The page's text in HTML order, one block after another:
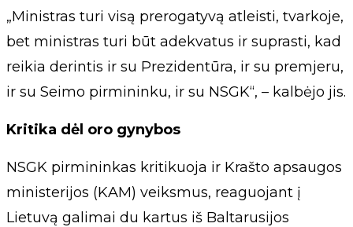
„Ministras turi visą prerogatyvą atleisti, tvarkoje,
bet ministras turi būt adekvatus ir suprasti, kad
reikia derintis ir su Prezidentūra, ir su premjeru,
ir su Seimo pirmininku, ir su NSGK“, – kalbėjo jis.
Kritika dėl oro gynybos
NSGK pirmininkas kritikuoja ir Krašto apsaugos
ministerijos (KAM) veiksmus, reaguojant į
Lietuvą galimai du kartus iš Baltarusijos